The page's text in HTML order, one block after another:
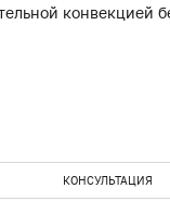
конвекцией
КОНСУЛЬТАЦИЯ